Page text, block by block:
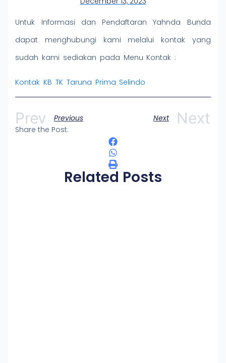
Untuk Informasi dan Pendaftaran Yahnda Bunda
dapat menghubungi kami melalui kontak yang
sudah kami sediakan pada Menu Kontak :
Kontak KB TK Taruna Prima Selindo
Prev Previous Next Next
Share the Post:
Related Posts